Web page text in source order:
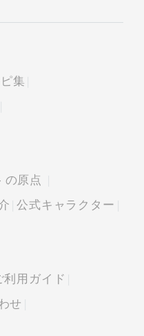
集
の原点
公式キャラクター
利用ガイド
せ